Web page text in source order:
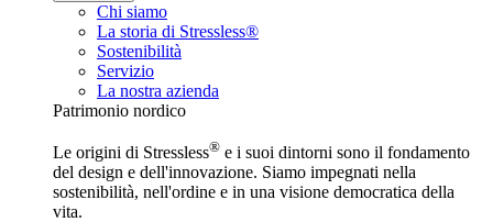
Chi siamo
La storia di Stressless®
Sostenibilità
Servizio
La nostra azienda
Patrimonio nordico
Le origini di Stressless® e i suoi dintorni sono il fondamento
del design e dell'innovazione. Siamo impegnati nella
sostenibilità, nell'ordine e in una visione democratica della
vita.